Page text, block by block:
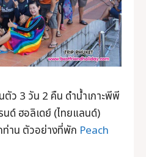
ว 3 วัน 2 คืน ดำน้ำเกาะพีพี
นด์ ฮอลิเดย์ (ไทยแลนด์)
าน ตัวอย่างที่พัก Peach